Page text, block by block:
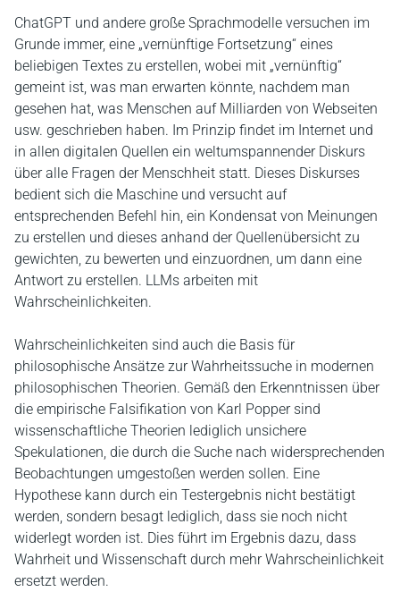
ChatGPT und andere große Sprachmodelle versuchen im
Grunde immer, eine „vernünftige Fortsetzung“ eines
beliebigen Textes zu erstellen, wobei mit „vernünftig“
gemeint ist, was man erwarten könnte, nachdem man
gesehen hat, was Menschen auf Milliarden von Webseiten
usw. geschrieben haben. Im Prinzip findet im Internet und
in allen digitalen Quellen ein weltumspannender Diskurs
über alle Fragen der Menschheit statt. Dieses Diskurses
bedient sich die Maschine und versucht auf
entsprechenden Befehl hin, ein Kondensat von Meinungen
zu erstellen und dieses anhand der Quellenübersicht zu
gewichten, zu bewerten und einzuordnen, um dann eine
Antwort zu erstellen. LLMs arbeiten mit
Wahrscheinlichkeiten.
Wahrscheinlichkeiten sind auch die Basis für
philosophische Ansätze zur Wahrheitssuche in modernen
philosophischen Theorien. Gemäß den Erkenntnissen über
die empirische Falsifikation von Karl Popper sind
wissenschaftliche Theorien lediglich unsichere
Spekulationen, die durch die Suche nach widersprechenden
Beobachtungen umgestoßen werden sollen. Eine
Hypothese kann durch ein Testergebnis nicht bestätigt
werden, sondern besagt lediglich, dass sie noch nicht
widerlegt worden ist. Dies führt im Ergebnis dazu, dass
Wahrheit und Wissenschaft durch mehr Wahrscheinlichkeit
ersetzt werden.